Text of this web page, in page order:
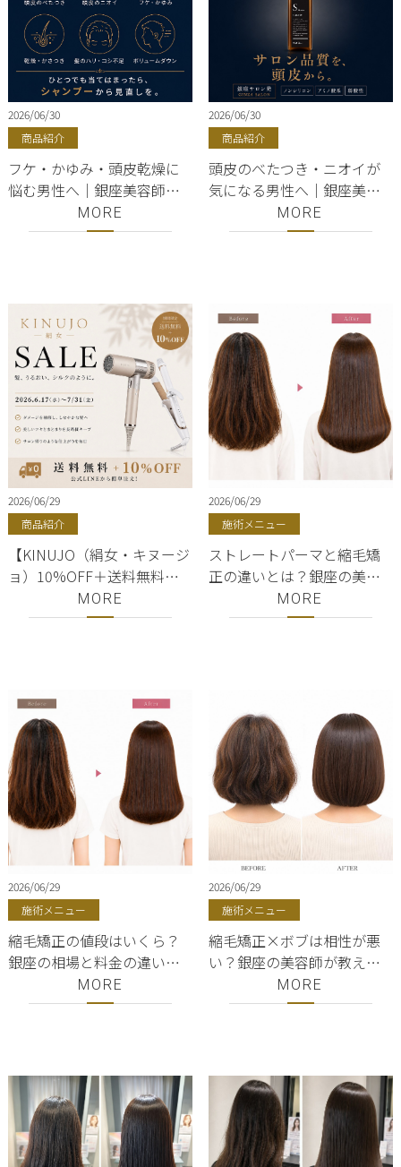
2026/06/30
商品紹介
フケ・かゆみ・頭皮乾燥に
悩む男性へ｜銀座美容師が
教えるスカルプケアの正解
MORE
2026/06/30
商品紹介
頭皮のべたつき・ニオイが
気になる男性へ｜銀座美容
師が本気でおすすめするメ
ンズスカルプシャンプー
MORE
2026/06/29
商品紹介
【KINUJO（絹女・キヌージ
ョ）10%OFF＋送料無料】
夏のサロン専売品セール｜
銀座・有楽町・東京駅｜正
MORE
2026/06/29
施術メニュー
ストレートパーマと縮毛矯
正の違いとは？銀座の美容
師がそれぞれの特徴と選び
方を徹底解説｜ShellBear銀
MORE
2026/06/29
施術メニュー
縮毛矯正の値段はいくら？
銀座の相場と料金の違いを
美容師が解説｜ShellBear銀
MORE
2026/06/29
施術メニュー
縮毛矯正×ボブは相性が悪
い？銀座の美容師が教える
失敗しないボブの作り方｜
ShellBear銀座
MORE